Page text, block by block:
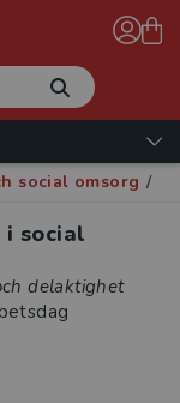
social omsorg /
i social
delaktighet